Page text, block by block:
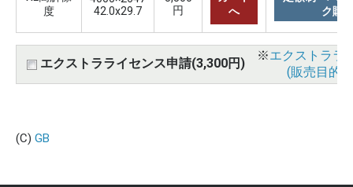
度
42.0x29.7
円
へ
ク購
エクストラライセンス申請(3,300円)
※エクストララ
(販売目的
(C) GB